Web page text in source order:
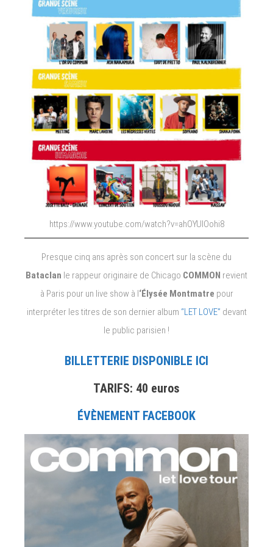
https://www.youtube.com/watch?v=ahOYUlOohi8
Presque cinq ans après son concert sur la scène du
Bataclan le rappeur originaire de Chicago COMMON revient
à Paris pour un live show à l‘Élysée Montmatre pour
interpréter les titres de son dernier album “LET LOVE” devant
le public parisien !
BILLETTERIE DISPONIBLE ICI
TARIFS: 40 euros
ÉVÈNEMENT FACEBOOK